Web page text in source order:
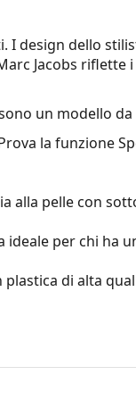
I design dello
Jacobs
un modello da
la funzione
alla pelle con
ideale per chi ha
di alta